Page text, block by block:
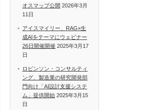
オスマップ公開 2026年3月
11日
アイスマイリー、RAG×生
成AIをテーマにウェビナー
26日開催開催 2025年3月17
日
ロビンソン・コンサルティ
ング、製造業の研究開発部
門向け「AI設計支援システ
ム」提供開始 2025年3月15
日